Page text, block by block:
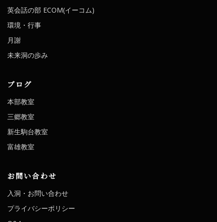
英会話の部 ECOM(イーコム)
環境・行事
月謝
未来洞の歩み
ブログ
本部教室
三郷教室
新生駒台教室
富雄教室
お問い合わせ
入洞・お問い合わせ
プライバシーポリシー